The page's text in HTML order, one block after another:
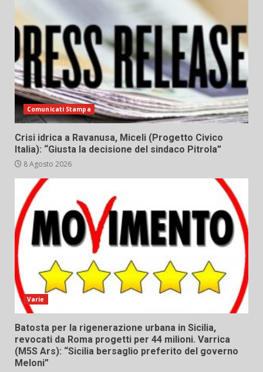
Comunicati Stampa
Crisi idrica a Ravanusa, Miceli (Progetto Civico
Italia): “Giusta la decisione del sindaco Pitrola”
8 Agosto 2026
Varie
Batosta per la rigenerazione urbana in Sicilia,
revocati da Roma progetti per 44 milioni. Varrica
(M5S Ars): “Sicilia bersaglio preferito del governo
Meloni”